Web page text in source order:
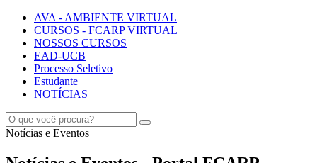
AVA - AMBIENTE VIRTUAL
CURSOS - FCARP VIRTUAL
NOSSOS CURSOS
EAD-UCB
Processo Seletivo
Estudante
NOTÍCIAS
Notícias e Eventos